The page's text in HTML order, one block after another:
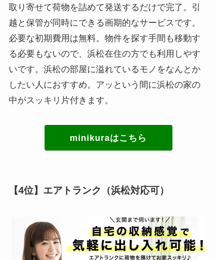
取り寄せて荷物を詰めて発送するだけで完了。引
越と保管が同時にできる画期的なサービスです。
必要な初期費用は無料。物件を探す手間も移動す
る必要もないので、浜松在住の方でも利用しやす
いです。浜松の部屋に溢れているモノをなんとか
したい人におすすめ。アッという間に浜松の家の
中がスッキリ片付きます。
minikuraはこちら
【4位】エアトランク（浜松対応可）